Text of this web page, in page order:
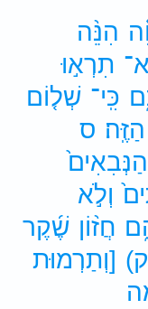
הִנֵּ֨ה
תִרְא֣וּ
כִּֽי־ שְׁל֤וֹם
הַזֶּֽה׃ ס
הַנְּבִאִים֙
וְלֹ֣א
חֲז֨וֹן שֶׁ֜קֶר
ק) [וְתַרְמוּת